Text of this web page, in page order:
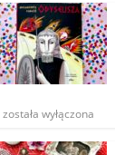
została wyłączona